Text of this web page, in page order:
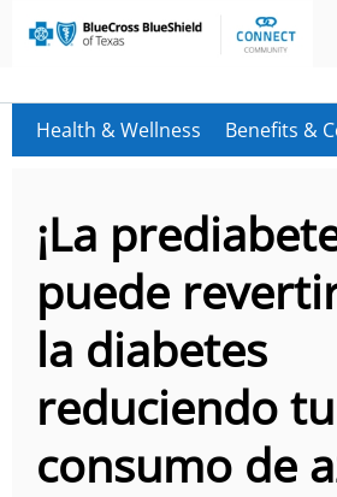
Health & Wellness Benefits &
¡La
puede
la diabetes
reduciendo tu
consumo de